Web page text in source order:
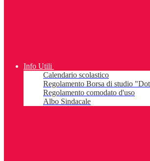
Info Utili
Calendario scolastico
Regolamento Borsa di studio
Regolamento comodato d'uso
Albo Sindacale